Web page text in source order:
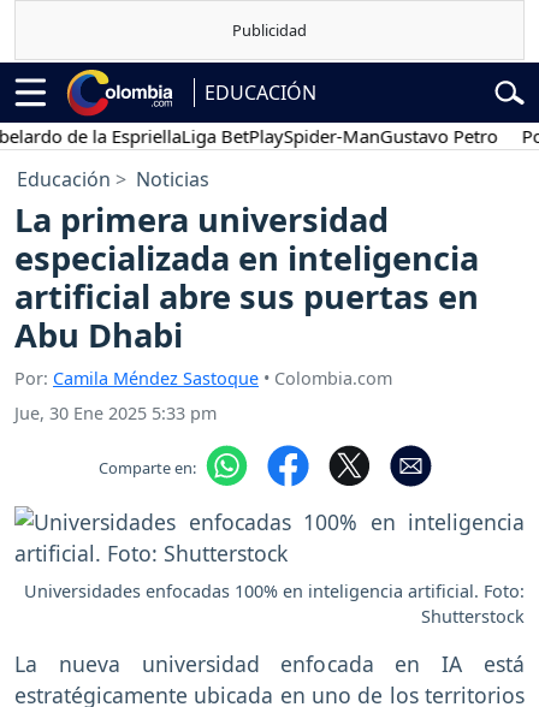
EDUCACIÓN
de la EspriellaLiga BetPlaySpider-ManGustavo Petro
Educación Noticias
La primera universidad
especializada en inteligencia
artificial abre sus puertas en
Abu Dhabi
Por: Camila Méndez Sastoque • Colombia.com
Jue, 30 Ene 2025 5:33 pm
Comparte en:
Universidades enfocadas 100% en inteligencia artificial. Foto:
Shutterstock
La nueva universidad enfocada en IA está
estratégicamente ubicada en uno de los territorios